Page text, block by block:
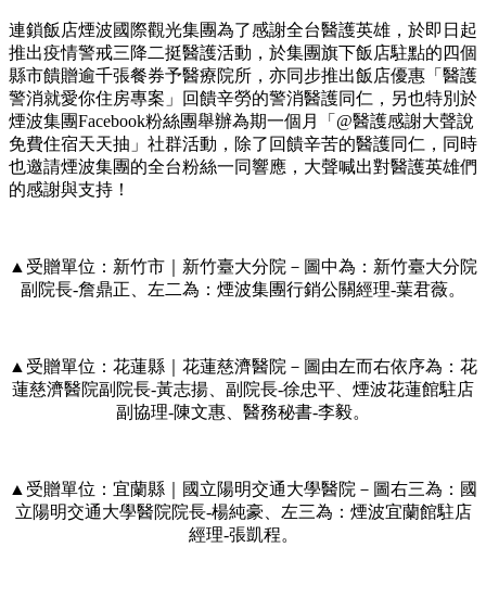
連鎖飯店煙波國際觀光集團為了感謝全台醫護英雄，於即日起
推出疫情警戒三降二挺醫護活動，於集團旗下飯店駐點的四個
縣市饋贈逾千張餐券予醫療院所，亦同步推出飯店優惠「醫護
警消就愛你住房專案」回饋辛勞的警消醫護同仁，另也特別於
煙波集團Facebook粉絲團舉辦為期一個月「@醫護感謝大聲說
免費住宿天天抽」社群活動，除了回饋辛苦的醫護同仁，同時
也邀請煙波集團的全台粉絲一同響應，大聲喊出對醫護英雄們
的感謝與支持！
▲受贈單位：新竹市｜新竹臺大分院－圖中為：新竹臺大分院
副院長-詹鼎正、左二為：煙波集團行銷公關經理-葉君薇。
▲受贈單位：花蓮縣｜花蓮慈濟醫院－圖由左而右依序為：花
蓮慈濟醫院副院長-黃志揚、副院長-徐忠平、煙波花蓮館駐店
副協理-陳文惠、醫務秘書-李毅。
▲受贈單位：宜蘭縣｜國立陽明交通大學醫院－圖右三為：國
立陽明交通大學醫院院長-楊純豪、左三為：煙波宜蘭館駐店
經理-張凱程。